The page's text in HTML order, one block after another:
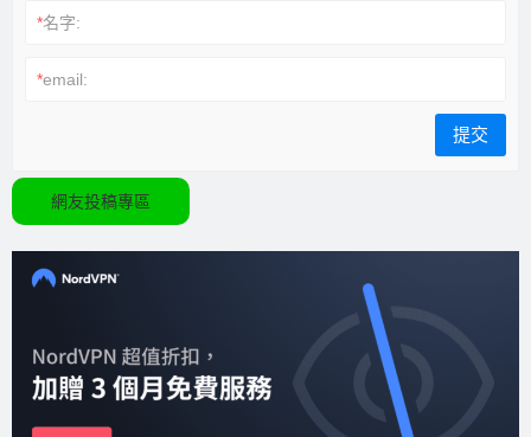
*名字:
*email:
網友投稿專區